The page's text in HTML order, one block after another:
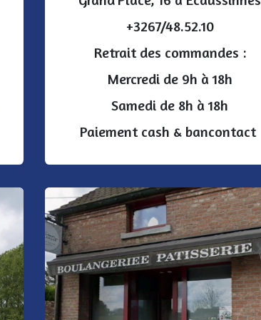
+3267/48.52.10
Retrait des commandes :
Mercredi de 9h à 18h
Samedi de 8h à 18h
Paiement cash & bancontact